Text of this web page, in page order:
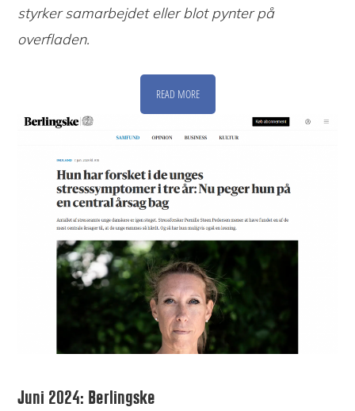
styrker samarbejdet eller blot pynter på
overfladen.
READ MORE
Juni 2024: Berlingske